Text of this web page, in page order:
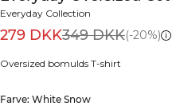
Everyday Collection
279 DKK349 DKK(-20%)
Oversized bomulds T-shirt
Farve: White Snow